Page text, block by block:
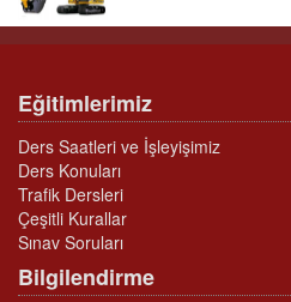
Eğitimlerimiz
Ders Saatleri ve İşleyişimiz
Ders Konuları
Trafik Dersleri
Çeşitli Kurallar
Sınav Soruları
Bilgilendirme